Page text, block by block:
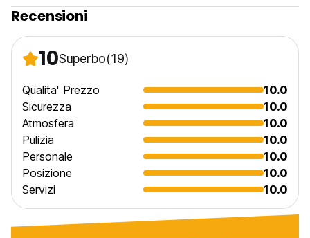
Nessun coprifuoco.
Adatto agli animali domestici.
Non fumatori.
Il numero massimo di notti consentito per soggiorno è 14.
(Auto-translated from original language)
Recensioni
10Superbo(19)
Qualita' Prezzo
10.0
Sicurezza
10.0
Atmosfera
10.0
Pulizia
10.0
Personale
10.0
Posizione
10.0
Servizi
10.0